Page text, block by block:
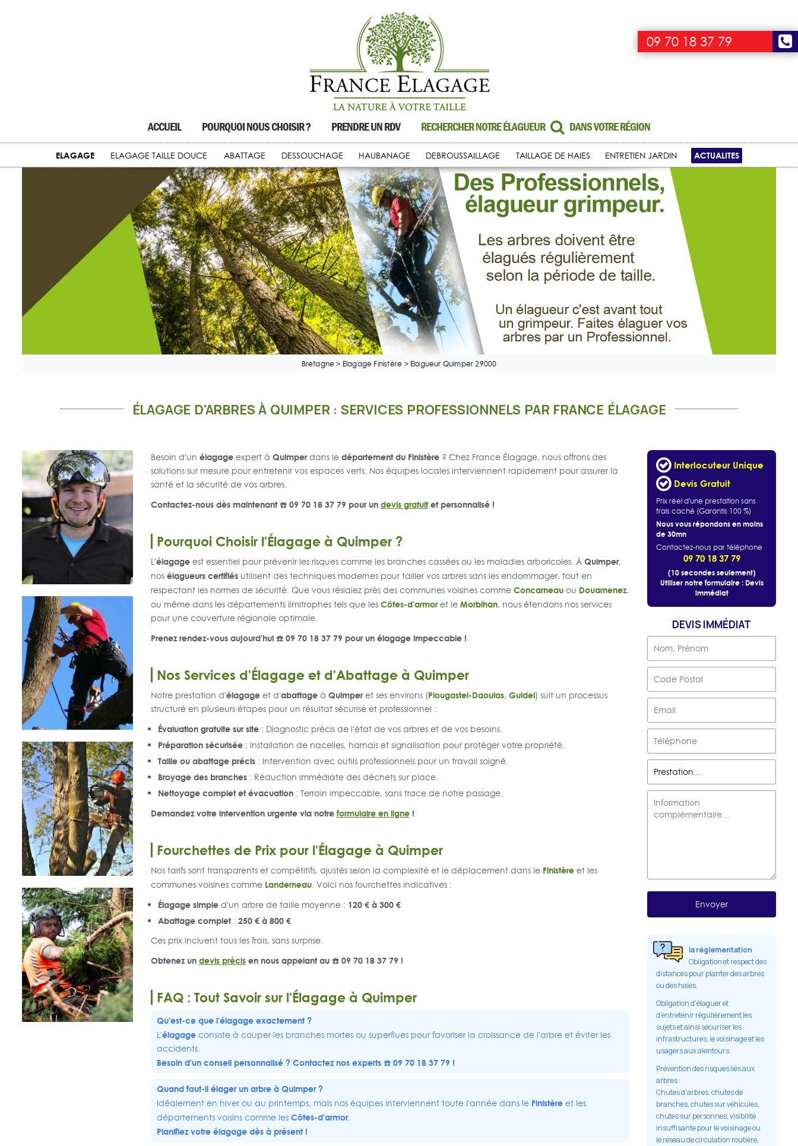
09 70 18 37 79
ACCUEIL POURQUOI NOUS CHOISIR ? PRENDRE UN RDV RECHERCHER NOTRE ÉLAGUEUR DANS VOTRE RÉGION
ELAGAGE ELAGAGE TAILLE DOUCE ABATTAGE DESSOUCHAGE HAUBANAGE DEBROUSSAILLAGE TAILLAGE DE HAIES ENTRETIEN JARDIN ACTUALITES
Bretagne > Elagage Finistère > Elagueur Quimper 29000
ÉLAGAGE D'ARBRES À QUIMPER : SERVICES PROFESSIONNELS PAR FRANCE ÉLAGAGE
Besoin d'un élagageexpert à Quimperdans le département du Finistère? Chez France Élagage, nous offrons des
solutions sur mesure pour entretenir vos espaces verts. Nos équipes locales interviennent rapidement pour assurer la
santé et la sécurité de vos arbres.
Contactez-nous dès maintenant ☎️ 09 70 18 37 79 pour undevis gratuitet personnalisé !
Pourquoi Choisir l'Élagage à Quimper ?
L'élagageest essentiel pour prévenir les risques comme les branches cassées ou les maladies arboricoles. À Quimper,
nos élagueurs certifiésutilisent des techniques modernes pour tailler vos arbres sans les endommager, tout en
respectant les normes de sécurité. Que vous résidiez près des communes voisines comme Concarneauou Douarnenez,
ou même dans les départements limitrophes tels que les Côtes-d'armoret le Morbihan, nous étendons nos services
pour une couverture régionale optimale.
Prenez rendez-vous aujourd'hui ☎️ 09 70 18 37 79 pour un élagage impeccable !
Nos Services d'Élagage et d'Abattage à Quimper
Notre prestation d'élagageet d'abattageà Quimperet ses environs (Plougastel-Daoulas, Guidel) suit un processus
structuré en plusieurs étapes pour un résultat sécurisé et professionnel :
Évaluation gratuite sur site: Diagnostic précis de l'état de vos arbres et de vos besoins.
Préparation sécurisée: Installation de nacelles, harnais et signalisation pour protéger votre propriété.
Taille ou abattage précis: Intervention avec outils professionnels pour un travail soigné.
Broyage des branches: Réduction immédiate des déchets sur place.
Nettoyage complet et évacuation: Terrain impeccable, sans trace de notre passage.
Demandez votre intervention urgente via notreformulaire en ligne!
Fourchettes de Prix pour l'Élagage à Quimper
Nos tarifs sont transparents et compétitifs, ajustés selon la complexité et le déplacement dans le Finistèreet les
communes voisines comme Landerneau. Voici nos fourchettes indicatives :
Élagage simpled'un arbre de taille moyenne : 120 € à 300 €
Abattage complet: 250 € à 800 €
Ces prix incluent tous les frais, sans surprise.
Obtenez undevis précisen nous appelant au ☎️ 09 70 18 37 79 !
FAQ : Tout Savoir sur l'Élagage à Quimper
Qu'est-ce que l'élagage exactement ?
L'élagageconsiste à couper les branches mortes ou superflues pour favoriser la croissance de l'arbre et éviter les
accidents.
Besoin d'un conseil personnalisé ? Contactez nos experts ☎️ 09 70 18 37 79 !
Quand faut-il élager un arbre à Quimper ?
Idéalement en hiver ou au printemps, mais nos équipes interviennent toute l'année dans le Finistèreet les
départements voisins comme les Côtes-d'armor.
Planifiez votre élagage dès à présent !
Interlocuteur Unique
Devis Gratuit
Prix réel d'une prestation sans
frais caché (Garantis 100 %)
Nous vous répondons en moins
de 30mn
Contactez-nous par téléphone
09 70 18 37 79
(10 secondes seulement)
Utiliser notre formulaire : Devis
immédiat
DEVIS IMMÉDIAT
la règlementation
Obligation et respect des
distances pour planter des arbres
ou des haies.
Obligation d'élaguer et
d'entretenir régulièrement les
sujets et ainsi sécuriser les
infrastructures, le voisinage et les
usagers aux alentours.
Prévention des risques liés aux
arbres :
Chutes d'arbres, chutes de
branches, chutes sur véhicules,
chutes sur personnes, visibilité
insuffisante pour le voisinage ou
le réseau de circulation routière,